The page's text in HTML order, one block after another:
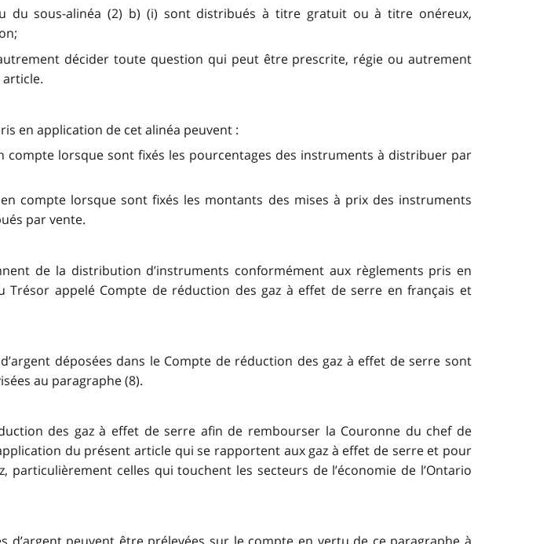
du sous-alinéa (2) b) (i) sont distribués à titre gratuit ou à titre onéreux,
décider toute question qui peut être prescrite, régie ou autrement
en application de cet alinéa peuvent :
lorsque sont fixés les pourcentages des instruments à distribuer par
compte lorsque sont fixés les montants des mises à prix des instruments
par vente.
de la distribution d’instruments conformément aux règlements pris en
appelé Compte de réduction des gaz à effet de serre en français et
déposées dans le Compte de réduction des gaz à effet de serre sont
au paragraphe (8).
des gaz à effet de serre afin de rembourser la Couronne du chef de
du présent article qui se rapportent aux gaz à effet de serre et pour
celles qui touchent les secteurs de l’économie de l’Ontario